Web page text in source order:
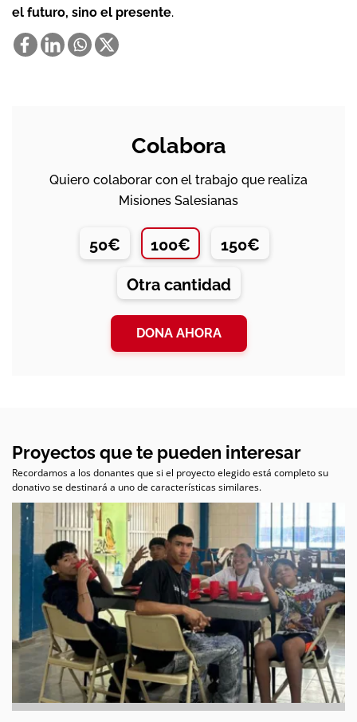
el futuro, sino el presente.
Colabora
Quiero colaborar con el trabajo que realiza
Misiones Salesianas
50€ 100€ 150€
Otra cantidad
DONA AHORA
Proyectos que te pueden interesar
Recordamos a los donantes que si el proyecto elegido está completo su
donativo se destinará a uno de características similares.